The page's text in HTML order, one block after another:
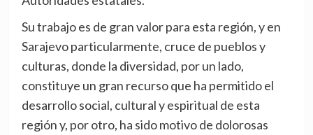
Su trabajo es de gran valor para esta región, y en
Sarajevo particularmente, cruce de pueblos y
culturas, donde la diversidad, por un lado,
constituye un gran recurso que ha permitido el
desarrollo social, cultural y espiritual de esta
región y, por otro, ha sido motivo de dolorosas